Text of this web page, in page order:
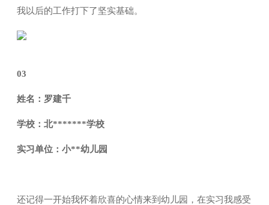
我以后的工作打下了坚实基础。
03
姓名：罗建千
学校：北*******学校
实习单位：小**幼儿园
还记得一开始我怀着欣喜的心情来到幼儿园，在实习我感受